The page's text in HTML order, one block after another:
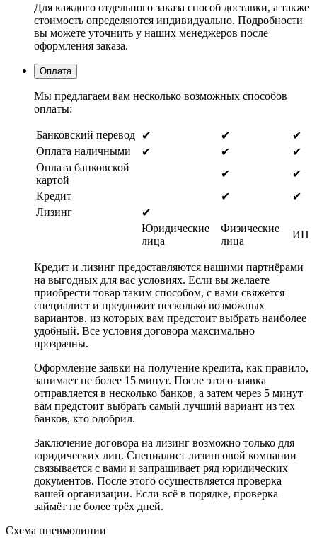
Для каждого отдельного заказа способ доставки, а также
стоимость определяются индивидуально. Подробности
вы можете уточнить у наших менеджеров после
оформления заказа.
Оплата
Мы предлагаем вам несколько возможных способов
оплаты:
Банковский перевод ✔ ✔
✔
Оплата наличными
✔ ✔
✔
Оплата банковской
картой
✔
✔
Кредит
✔
✔
Лизинг
✔
Юридические
лица
Физические
лица
ИП
Кредит и лизинг предоставляются нашими партнёрами
на выгодных для вас условиях. Если вы желаете
приобрести товар таким способом, с вами свяжется
специалист и предложит несколько возможных
вариантов, из которых вам предстоит выбрать наиболее
удобный. Все условия договора максимально
прозрачны.
Оформление заявки на получение кредита, как правило,
занимает не более 15 минут. После этого заявка
отправляется в несколько банков, а затем через 5 минут
вам предстоит выбрать самый лучший вариант из тех
банков, кто одобрил.
Заключение договора на лизинг возможно только для
юридических лиц. Специалист лизинговой компании
связывается с вами и запрашивает ряд юридических
документов. После этого осуществляется проверка
вашей организации. Если всё в порядке, проверка
займёт не более трёх дней.
Схема пневмолинии